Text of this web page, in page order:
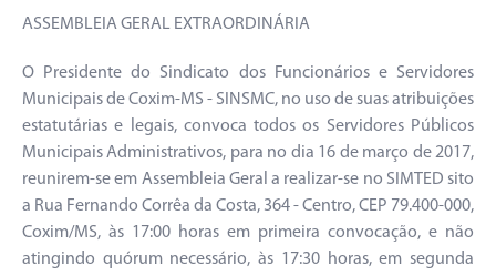
ASSEMBLEIA GERAL EXTRAORDINÁRIA
O Presidente do Sindicato dos Funcionários e Servidores
Municipais de Coxim-MS - SINSMC, no uso de suas atribuições
estatutárias e legais, convoca todos os Servidores Públicos
Municipais Administrativos, para no dia 16 de março de 2017,
reunirem-se em Assembleia Geral a realizar-se no SIMTED sito
a Rua Fernando Corrêa da Costa, 364 - Centro, CEP 79.400-000,
Coxim/MS, às 17:00 horas em primeira convocação, e não
atingindo quórum necessário, às 17:30 horas, em segunda